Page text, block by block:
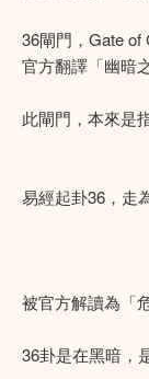
36閘門，Gate of
官方翻譯「幽暗
此閘門，本來是
易經起卦36，走
被官方解讀為「
36卦是在黑暗，